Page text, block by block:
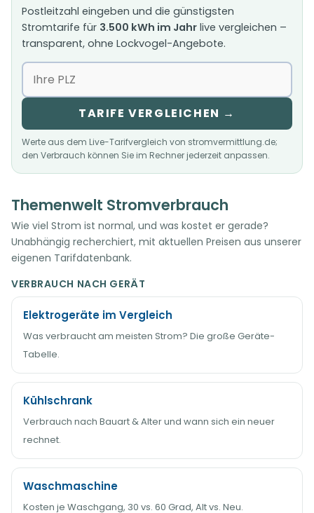
Postleitzahl eingeben und die günstigsten
Stromtarife für 3.500 kWh im Jahr live vergleichen –
transparent, ohne Lockvogel-Angebote.
TARIFE VERGLEICHEN →
Werte aus dem Live-Tarifvergleich von stromvermittlung.de;
den Verbrauch können Sie im Rechner jederzeit anpassen.
Themenwelt Stromverbrauch
Wie viel Strom ist normal, und was kostet er gerade?
Unabhängig recherchiert, mit aktuellen Preisen aus unserer
eigenen Tarifdatenbank.
VERBRAUCH NACH GERÄT
Elektrogeräte im Vergleich
Was verbraucht am meisten Strom? Die große Geräte-
Tabelle.
Kühlschrank
Verbrauch nach Bauart & Alter und wann sich ein neuer
rechnet.
Waschmaschine
Kosten je Waschgang, 30 vs. 60 Grad, Alt vs. Neu.